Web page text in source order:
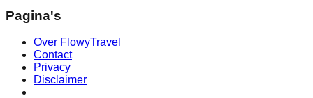
Pagina's
Over FlowyTravel
Contact
Privacy
Disclaimer